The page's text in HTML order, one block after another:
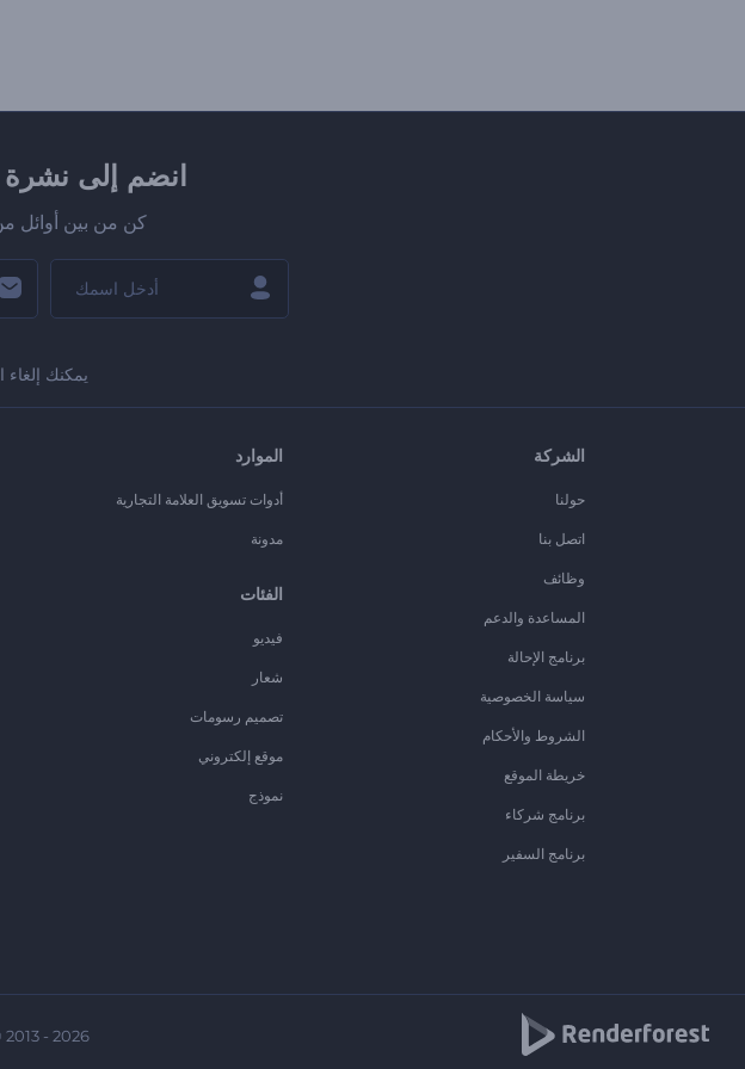
انضم إلى نشرة Renderforest الإخبارية
كن من بين أوائل
يمكنك
الشركة
حولنا
اتصل بنا
وظائف
المساعدة والدعم
برنامج الإحالة
سياسة الخصوصية
الشروط والأحكام
خريطة الموقع
برنامج شركاء
برنامج السفير
الموارد
أدوات تسويق العلامة التجارية
مدونة
الفئات
فيديو
شعار
تصميم رسومات
موقع إلكتروني
نموذج
- 2026